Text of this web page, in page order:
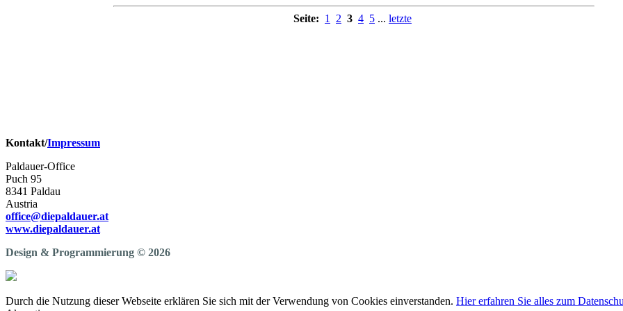
Seite: 1 2 3 4 5 ... letzte
Kontakt/Impressum
Paldauer-Office
Puch 95
8341 Paldau
Austria
office@diepaldauer.at
www.diepaldauer.at
Design & Programmierung © 2026
Durch die Nutzung dieser Webseite erklären Sie sich mit der Verwendung von Cookies einverstanden. Hier erfahren Sie alles zum